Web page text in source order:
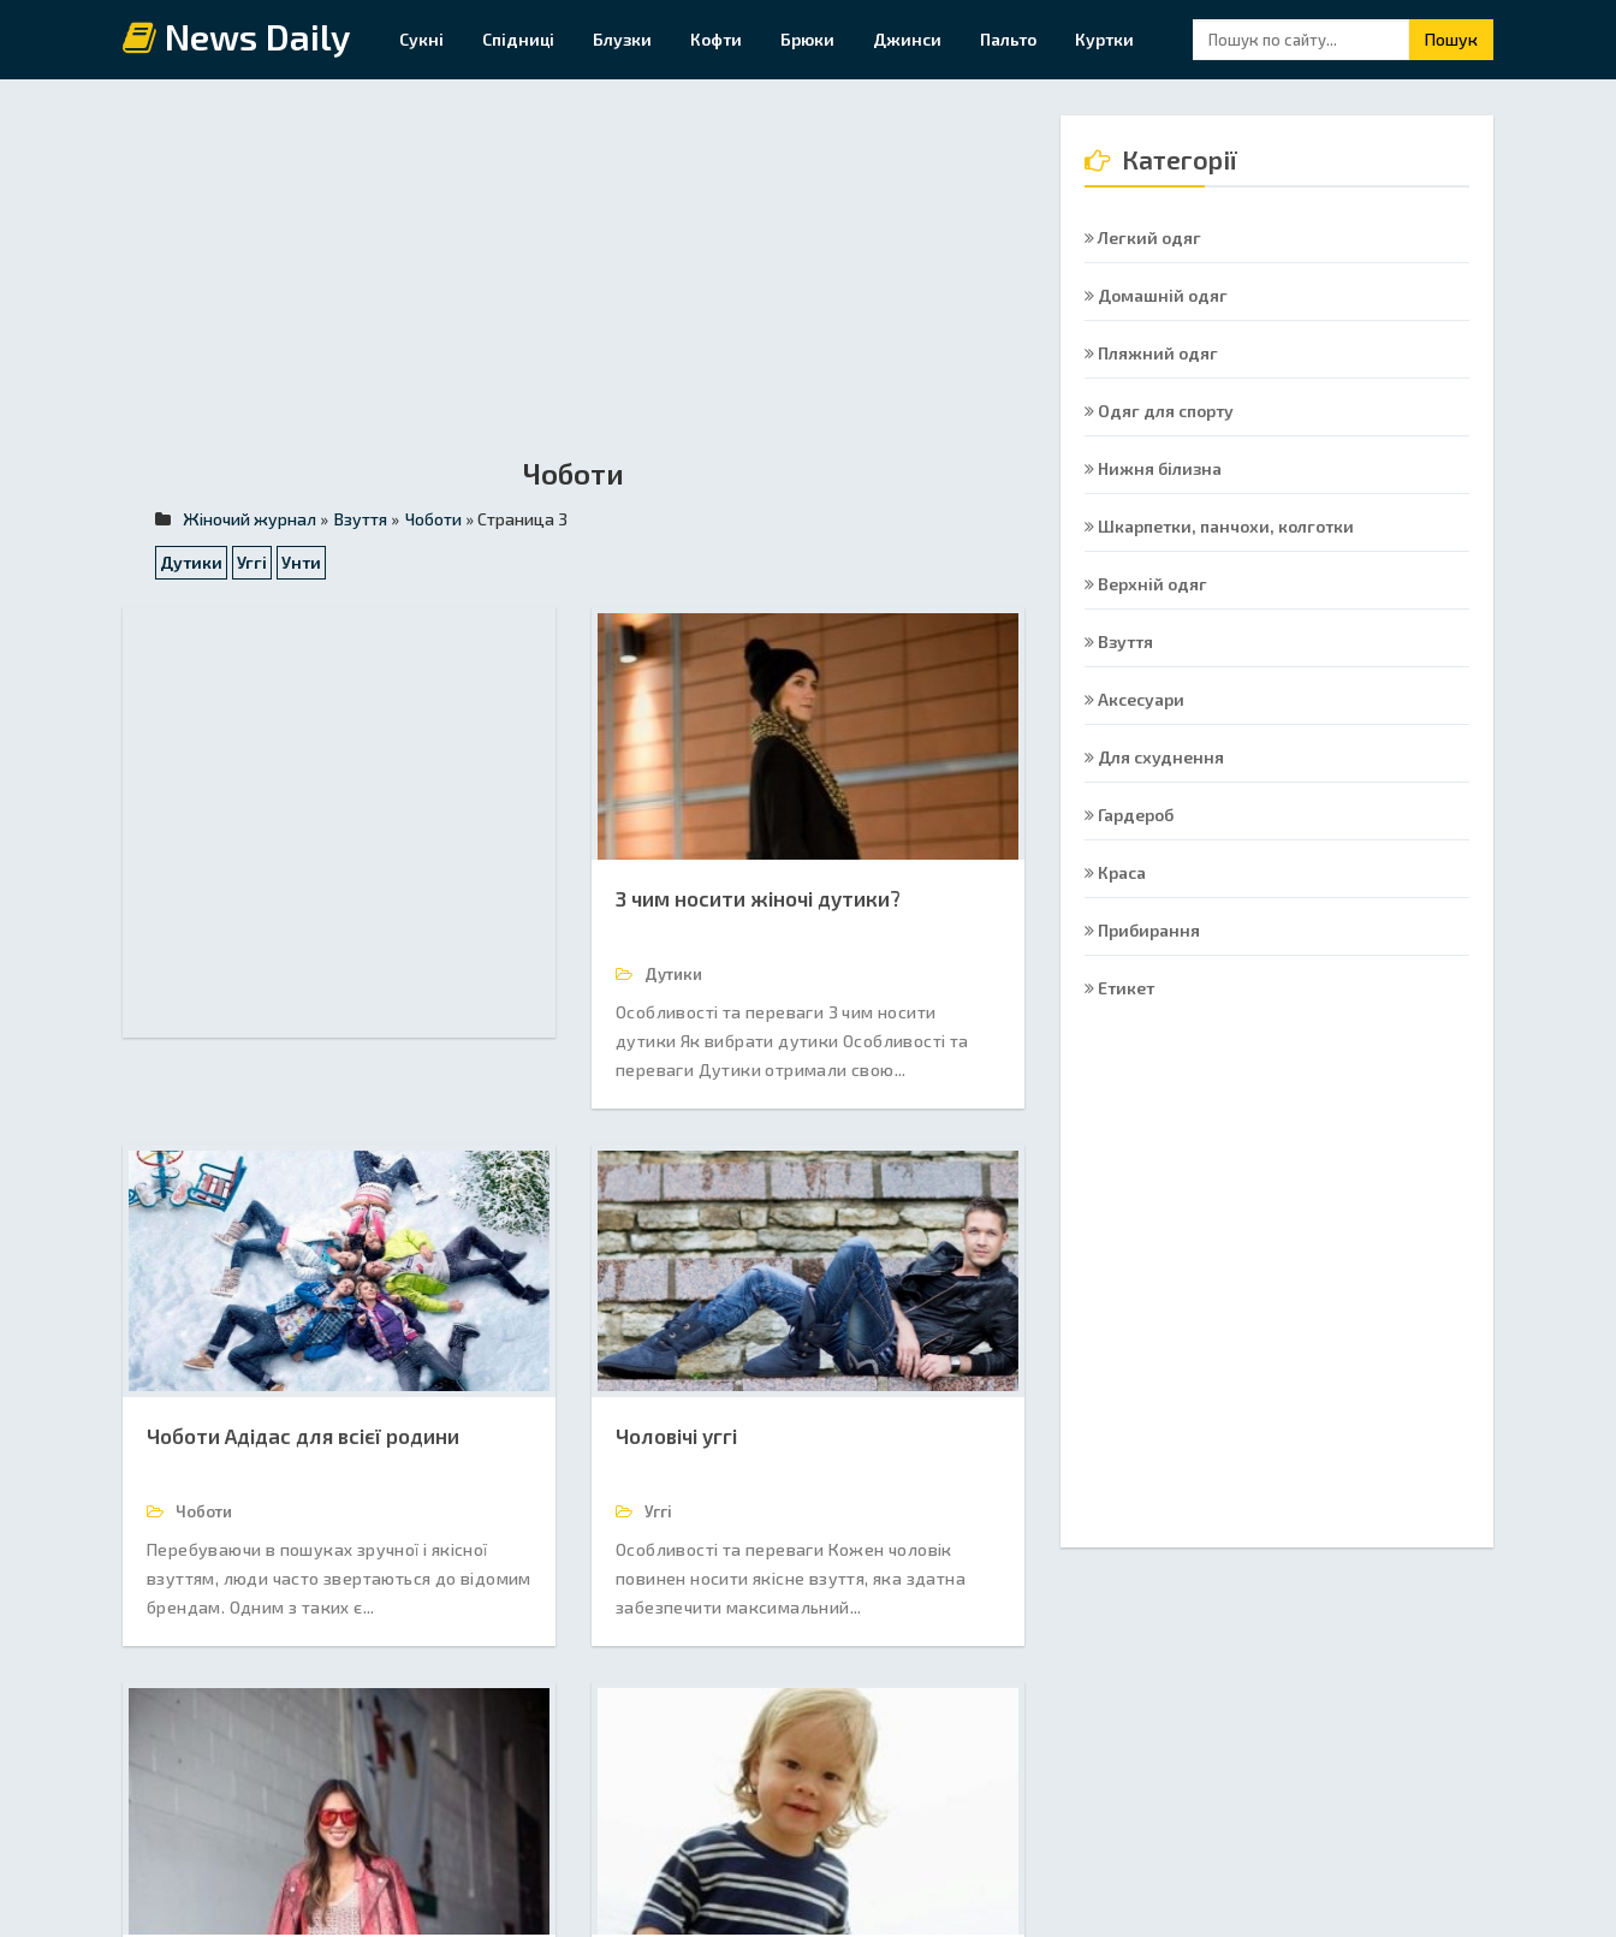
News Daily Сукні Спідниці Блузки Кофти Брюки Джинси Пальто Куртки Пошук
Чоботи
Жіночий журнал » Взуття » Чоботи » Страница 3
Дутики Уггі Унти
З чим носити жіночі дутики?
Дутики
Особливості та переваги З чим носити
дутики Як вибрати дутики Особливості та
переваги Дутики отримали свою...
Чоботи Адідас для всієї родини
Чоботи
Перебуваючи в пошуках зручної і якісної
взуттям, люди часто звертаються до відомим
брендам. Одним з таких є...
Чоловічі уггі
Уггі
Особливості та переваги Кожен чоловік
повинен носити якісне взуття, яка здатна
забезпечити максимальний...
Категорії
Легкий одяг
Домашній одяг
Пляжний одяг
Одяг для спорту
Нижня білизна
Шкарпетки, панчохи, колготки
Верхній одяг
Взуття
Аксесуари
Для схуднення
Гардероб
Краса
Прибирання
Етикет